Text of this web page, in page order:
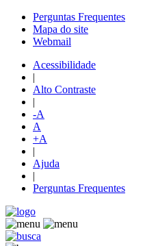
Perguntas Frequentes
Mapa do site
Webmail
Acessibilidade
|
Alto Contraste
|
-A
A
+A
|
Ajuda
|
Perguntas Frequentes